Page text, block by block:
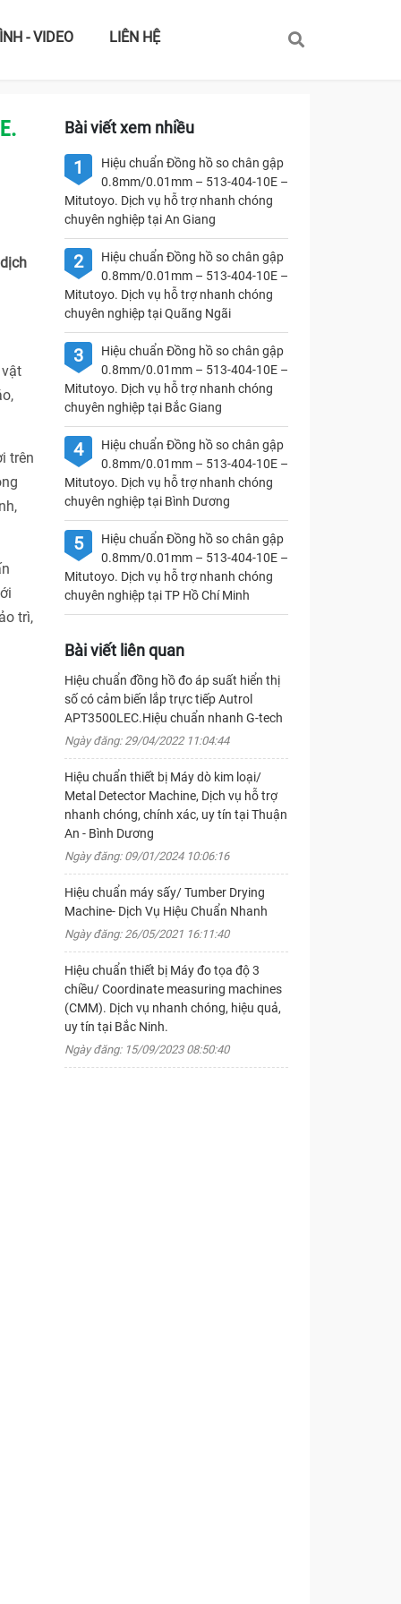
- VIDEO LIÊN HỆ
trên
trì,
Bài viết xem nhiều
1
Hiệu chuẩn Đồng hồ so chân gập
0.8mm/0.01mm – 513-404-10E –
Mitutoyo. Dịch vụ hỗ trợ nhanh chóng
chuyên nghiệp tại An Giang
2
Hiệu chuẩn Đồng hồ so chân gập
0.8mm/0.01mm – 513-404-10E –
Mitutoyo. Dịch vụ hỗ trợ nhanh chóng
chuyên nghiệp tại Quãng Ngãi
3
Hiệu chuẩn Đồng hồ so chân gập
0.8mm/0.01mm – 513-404-10E –
Mitutoyo. Dịch vụ hỗ trợ nhanh chóng
chuyên nghiệp tại Bắc Giang
4
Hiệu chuẩn Đồng hồ so chân gập
0.8mm/0.01mm – 513-404-10E –
Mitutoyo. Dịch vụ hỗ trợ nhanh chóng
chuyên nghiệp tại Bình Dương
5
Hiệu chuẩn Đồng hồ so chân gập
0.8mm/0.01mm – 513-404-10E –
Mitutoyo. Dịch vụ hỗ trợ nhanh chóng
chuyên nghiệp tại TP Hồ Chí Minh
Bài viết liên quan
Hiệu chuẩn đồng hồ đo áp suất hiển thị
số có cảm biến lắp trực tiếp Autrol
APT3500LEC.Hiệu chuẩn nhanh G-tech
Ngày đăng: 29/04/2022 11:04:44
Hiệu chuẩn thiết bị Máy dò kim loại/
Metal Detector Machine, Dịch vụ hỗ trợ
nhanh chóng, chính xác, uy tín tại Thuận
An - Bình Dương
Ngày đăng: 09/01/2024 10:06:16
Hiệu chuẩn máy sấy/ Tumber Drying
Machine- Dịch Vụ Hiệu Chuẩn Nhanh
Ngày đăng: 26/05/2021 16:11:40
Hiệu chuẩn thiết bị Máy đo tọa độ 3
chiều/ Coordinate measuring machines
(CMM). Dịch vụ nhanh chóng, hiệu quả,
uy tín tại Bắc Ninh.
Ngày đăng: 15/09/2023 08:50:40